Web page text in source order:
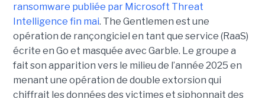
ransomware publiée par Microsoft Threat
Intelligence fin mai. The Gentlemen est une
opération de rançongiciel en tant que service (RaaS)
écrite en Go et masquée avec Garble. Le groupe a
fait son apparition vers le milieu de l’année 2025 en
menant une opération de double extorsion qui
chiffrait les données des victimes et siphonnait des